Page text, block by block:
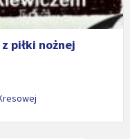
piłki nożnej